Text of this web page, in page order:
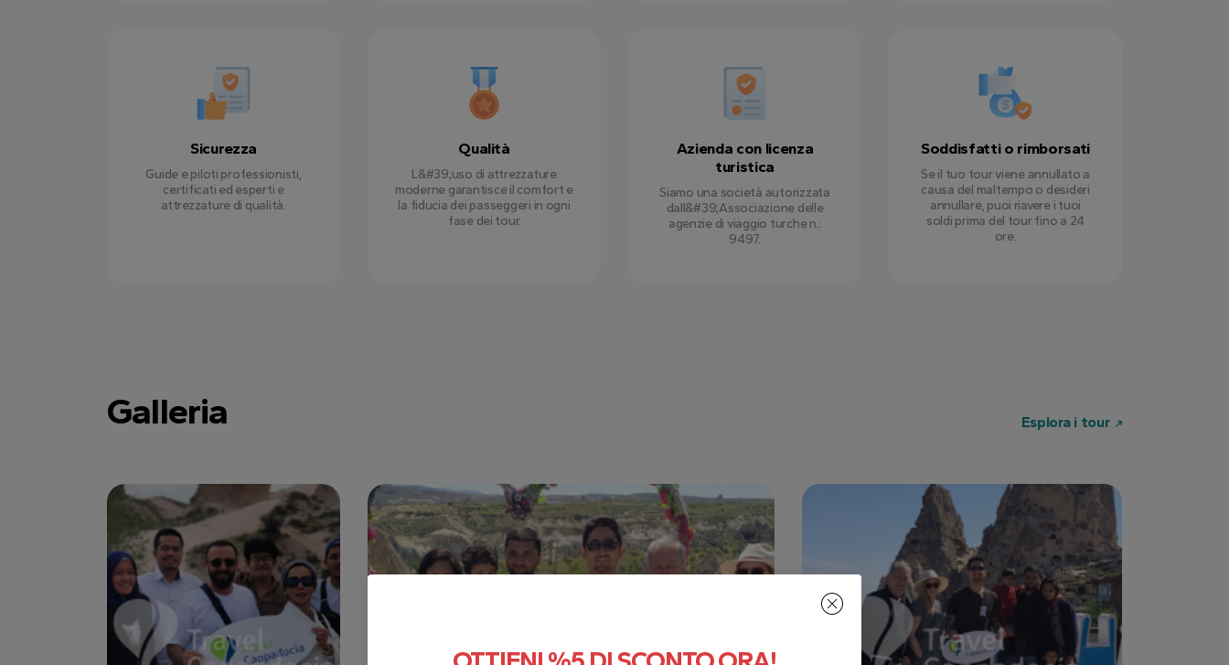
Sicurezza
Guide e piloti professionisti,
certificati ed esperti e
attrezzature di qualità.
Qualità
L&#39;uso di attrezzature
moderne garantisce il comfort e
la fiducia dei passeggeri in ogni
fase dei tour.
Azienda con licenza
turistica
Siamo una società autorizzata
dall&#39;Associazione delle
agenzie di viaggio turche n.:
9497.
Soddisfatti o rimborsati
Se il tuo tour viene annullato a
causa del maltempo o desideri
annullare, puoi riavere i tuoi
soldi prima del tour fino a 24
ore.
Galleria Esplora i tour